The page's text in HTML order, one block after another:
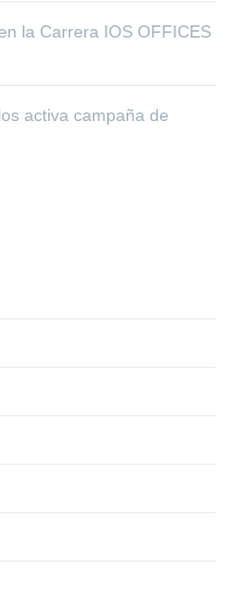
la Carrera IOS OFFICES
activa campaña de